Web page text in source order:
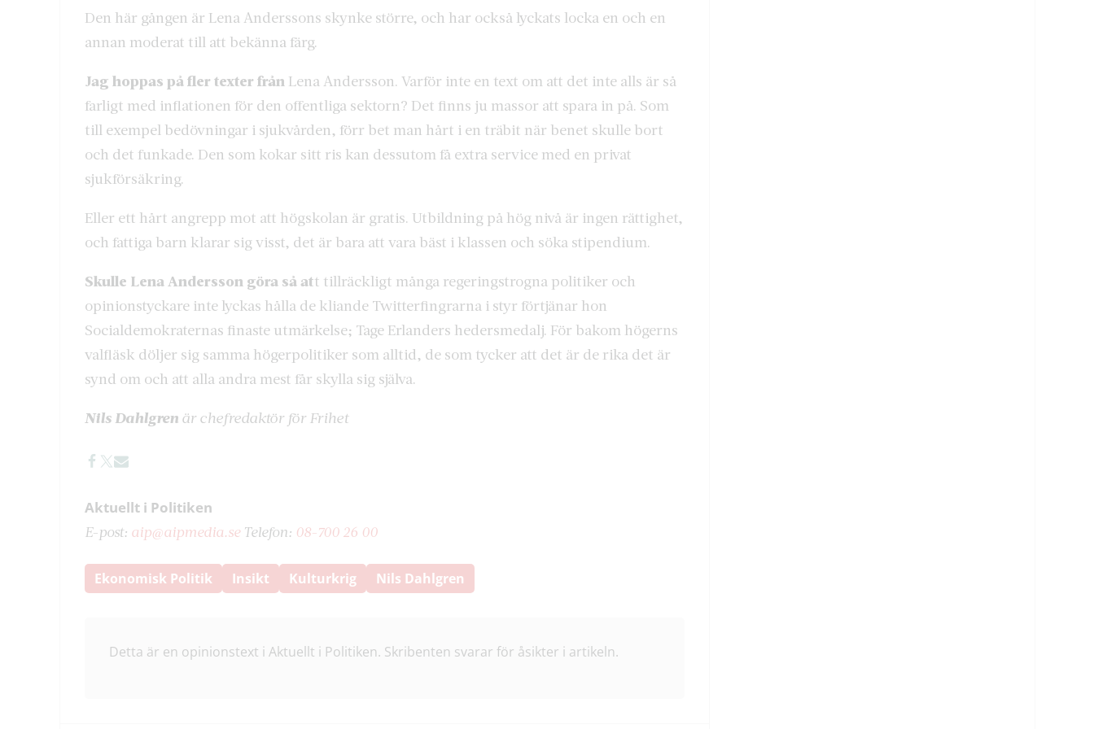
Den här gången är Lena Anderssons skynke större, och har också lyckats locka en och en
annan moderat till att bekänna färg.
Jag hoppas på fler texter från Lena Andersson. Varför inte en text om att det inte alls är så
farligt med inflationen för den offentliga sektorn? Det finns ju massor att spara in på. Som
till exempel bedövningar i sjukvården, förr bet man hårt i en träbit när benet skulle bort
och det funkade. Den som kokar sitt ris kan dessutom få extra service med en privat
sjukförsäkring.
Eller ett hårt angrepp mot att högskolan är gratis. Utbildning på hög nivå är ingen rättighet,
och fattiga barn klarar sig visst, det är bara att vara bäst i klassen och söka stipendium.
Skulle Lena Andersson göra så att tillräckligt många regeringstrogna politiker och
opinionstyckare inte lyckas hålla de kliande Twitterfingrarna i styr förtjänar hon
Socialdemokraternas finaste utmärkelse; Tage Erlanders hedersmedalj. För bakom högerns
valfläsk döljer sig samma högerpolitiker som alltid, de som tycker att det är de rika det är
synd om och att alla andra mest får skylla sig själva.
Nils Dahlgren är chefredaktör för Frihet
Aktuellt i Politiken
E-post: aip@aipmedia.seTelefon: 08-700 26 00
Ekonomisk Politik Insikt Kulturkrig Nils Dahlgren
Detta är en opinionstext i Aktuellt i Politiken. Skribenten svarar för åsikter i artikeln.